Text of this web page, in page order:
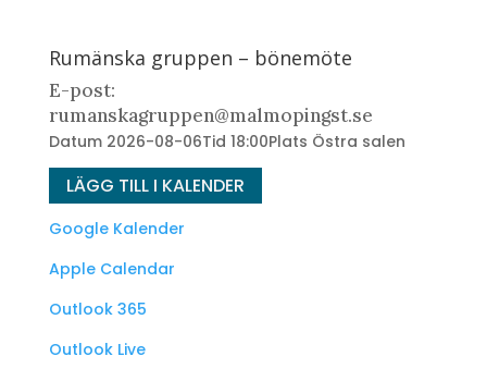
Rumänska gruppen – bönemöte
E-post:
rumanskagruppen@malmopingst.se
Datum 2026-08-06Tid 18:00Plats Östra salen
LÄGG TILL I KALENDER
Google Kalender
Apple Calendar
Outlook 365
Outlook Live